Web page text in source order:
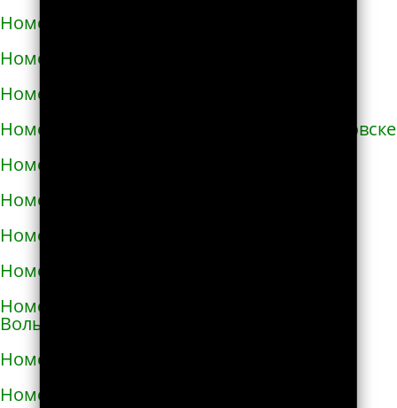
Номера телефонов такси в Васильевке
Номера телефонов такси в Василькове
Номера телефонов такси в Ватутино
Номера телефонов такси в Верхнеднепровске
Номера телефонов такси в Винниках
Номера телефонов такси в Виннице
Номера телефонов такси в Виноградове
Номера телефонов такси в Вишнёвом
Номера телефонов такси во Владимире-
Волынском
Номера телефонов такси в Вознесенске
Номера телефонов такси в Волочиске